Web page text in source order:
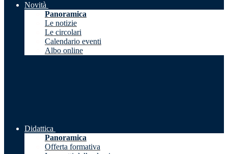
Novità
Panoramica
Le notizie
Le circolari
Calendario eventi
Albo online
Didattica
Panoramica
Offerta formativa